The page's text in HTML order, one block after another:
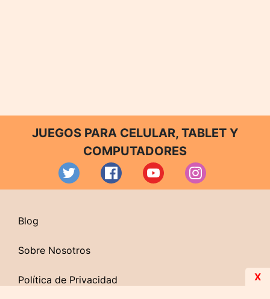
JUEGOS PARA CELULAR, TABLET Y
COMPUTADORES
Blog
Sobre Nosotros
Política de Privacidad X